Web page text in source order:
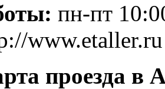
пн-пт
www.etaller.ru
проезда в